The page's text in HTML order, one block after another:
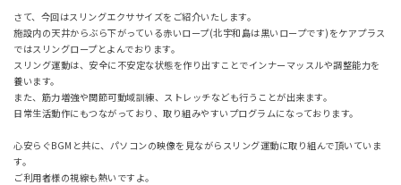
体験希望
さて、今回はスリングエクササイズをご紹介いたします。
施設内の天井からぶら下がっている赤いロープ(北宇和島は黒いロープです)をケアプラス
ではスリングロープとよんでおります。
スリング運動は、安全に不安定な状態を作り出すことでインナーマッスルや調整能力を
養います。
また、筋力増強や関節可動域訓練、ストレッチなども行うことが出来ます。
日常生活動作にもつながっており、取り組みやすいプログラムになっております。
心安らぐBGMと共に、パソコンの映像を見ながらスリング運動に取り組んで頂いていま
す。
ご利用者様の視線も熱いですよ。